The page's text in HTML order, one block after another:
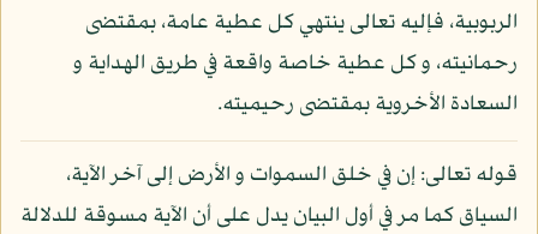
الربوبية، فإليه تعالى ينتهي كل عطية عامة، بمقتضى
رحمانيته، و كل عطية خاصة واقعة في طريق الهداية و
السعادة الأخروية بمقتضى رحيميته.
قوله تعالى: إن في خلق السموات و الأرض إلى آخر الآية،
السياق كما مر في أول البيان يدل على أن الآية مسوقة للدلالة